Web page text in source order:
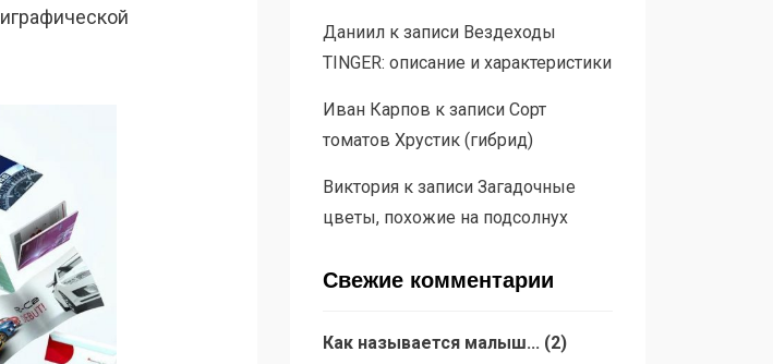
Даниилк записи Вездеходы
TINGER: описание и характеристики
Иван Карпов к записи Сорт
томатов Хрустик (гибрид)
Викторияк записи Загадочные
цветы, похожие на подсолнух
Свежие комментарии
Как называется малыш... (2)